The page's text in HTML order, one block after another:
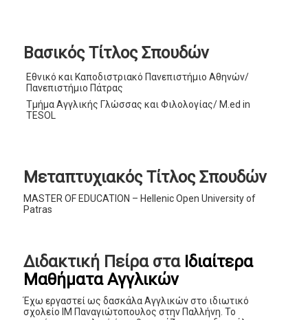
Βασικός Τίτλος Σπουδών
Εθνικό και Καποδιστριακό Πανεπιστήμιο Αθηνών/
Πανεπιστήμιο Πάτρας
Τμήμα Αγγλικής Γλώσσας και Φιλολογίας/ Μ.ed in
TESOL
Μεταπτυχιακός Τίτλος Σπουδών
MASTER OF EDUCATION – Hellenic Open University of
Patras
Διδακτική Πείρα στα Ιδιαίτερα
Μαθήματα Αγγλικών
Έχω εργαστεί ως δασκάλα Αγγλικών στο ιδιωτικό
σχολείο ΙΜ Παναγιώτοπουλος στην Παλλήνη. Το